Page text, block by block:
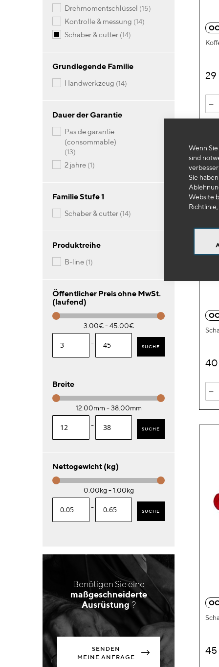
Wenn
sind
Sie
Website
29
-
-
45
drehmomentschlüssel 15Artikel
kontrolle & messung 14Artikel
schaber & cutter 14Artikel
Grundlegende Familie
handwerkzeug 14Artikel
Dauer der Garantie
pas de garantie
(consommable)
13Artikel
2 jahre 1Artikel
Familie Stufe 1
schaber & cutter 14Artikel
Produktreihe
b-line 1Artikel
Öffentlicher Preis ohne MwSt.
(laufend)
3.00€ - 45.00€
- SUCHE
Breite
12.00mm - 38.00mm
- SUCHE
Nettogewicht (kg)
0.00kg - 1.00kg
- SUCHE
Benötigen Sie eine
maßgeschneiderte
Ausrüstung ?
SENDEN
MEINE ANFRAGE